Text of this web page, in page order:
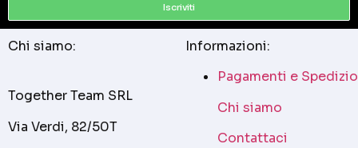
Iscriviti
Chi siamo:
Together Team SRL
Via Verdi, 82/50T
Informazioni:
Pagamenti e
Chi siamo
Contattaci